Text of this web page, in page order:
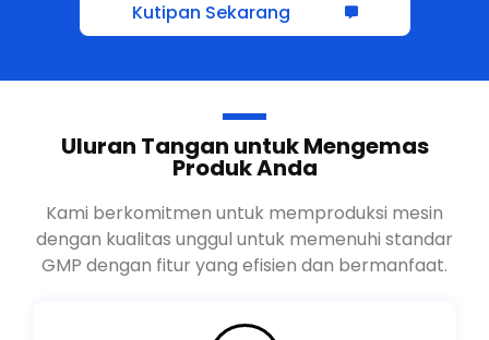
Kutipan Sekarang
Uluran Tangan untuk Mengemas
Kami berkomitmen untuk memproduksi mesin
dengan kualitas unggul untuk memenuhi standar